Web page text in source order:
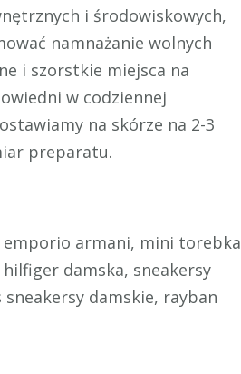
i środowiskowych,
namnażanie wolnych
i szorstkie miejsca na
w codziennej
na skórze na 2-3
preparatu.
armani, mini torebka
damska, sneakersy
damskie, rayban